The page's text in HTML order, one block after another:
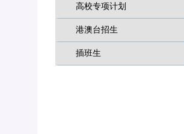
高校专项计划
港澳台招生
插班生